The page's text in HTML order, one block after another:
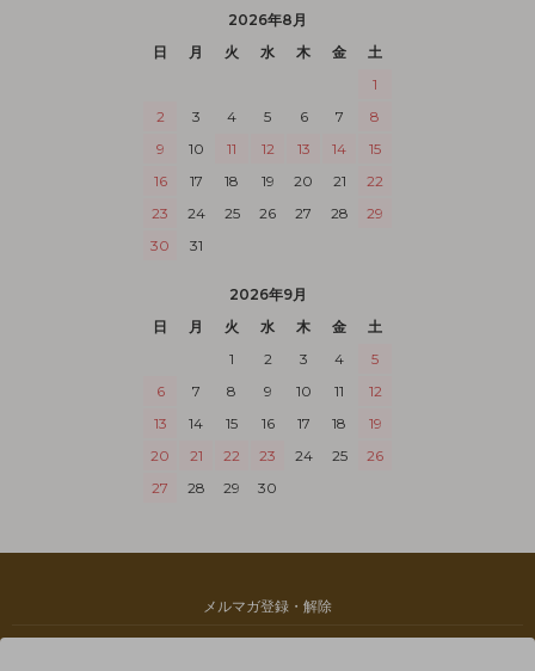
2026年8月
日
月 火 水 木 金
土
1
2
3 4 5 6 7
8
9
10 11 12 13 14
15
16
17 18 19 20 21
22
23
24 25 26 27 28
29
30
31
2026年9月
日
月 火 水 木 金
土
1
2 3 4
5
6
7 8 9 10 11
12
13
14 15 16 17 18
19
20
21 22 23 24 25
26
27
28 29 30
メルマガ登録・解除